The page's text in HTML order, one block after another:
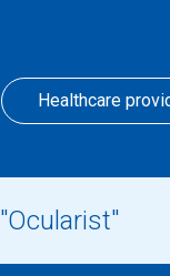
Healthcare